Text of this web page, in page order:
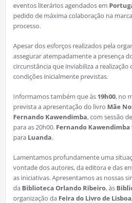
eventos literários agendados em
pedido de máxima colaboração na
processo.
Apesar dos esforços realizados pela
assegurar atempadamente a presença
circunstância que inviabiliza a realização
condições inicialmente previstas.
Informamos também que às 19h00, no
prevista a apresentação do livro Mãe
Fernando Kawendimba, com sessão
para as 20h00. Fernando Kawendimba
para Luanda.
Lamentamos profundamente uma
vontade dos autores, da editora e das
as iniciativas. Apresentamos as nossas
da Biblioteca Orlando Ribeiro, às
organização da Feira do Livro de Lisboa